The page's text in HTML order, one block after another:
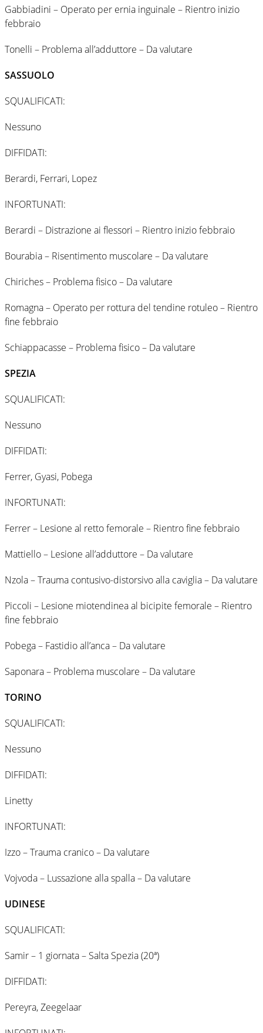
Gabbiadini – Operato per ernia inguinale – Rientro inizio
febbraio
Tonelli – Problema all’adduttore – Da valutare
SASSUOLO
SQUALIFICATI:
Nessuno
DIFFIDATI:
Berardi, Ferrari, Lopez
INFORTUNATI:
Berardi – Distrazione ai flessori – Rientro inizio febbraio
Bourabia – Risentimento muscolare – Da valutare
Chiriches – Problema fisico – Da valutare
Romagna – Operato per rottura del tendine rotuleo – Rientro
fine febbraio
Schiappacasse – Problema fisico – Da valutare
SPEZIA
SQUALIFICATI:
Nessuno
DIFFIDATI:
Ferrer, Gyasi, Pobega
INFORTUNATI:
Ferrer – Lesione al retto femorale – Rientro fine febbraio
Mattiello – Lesione all’adduttore – Da valutare
Nzola – Trauma contusivo-distorsivo alla caviglia – Da valutare
Piccoli – Lesione miotendinea al bicipite femorale – Rientro
fine febbraio
Pobega – Fastidio all’anca – Da valutare
Saponara – Problema muscolare – Da valutare
TORINO
SQUALIFICATI:
Nessuno
DIFFIDATI:
Linetty
INFORTUNATI:
Izzo – Trauma cranico – Da valutare
Vojvoda – Lussazione alla spalla – Da valutare
UDINESE
SQUALIFICATI:
Samir – 1 giornata – Salta Spezia (20ª)
DIFFIDATI:
Pereyra, Zeegelaar